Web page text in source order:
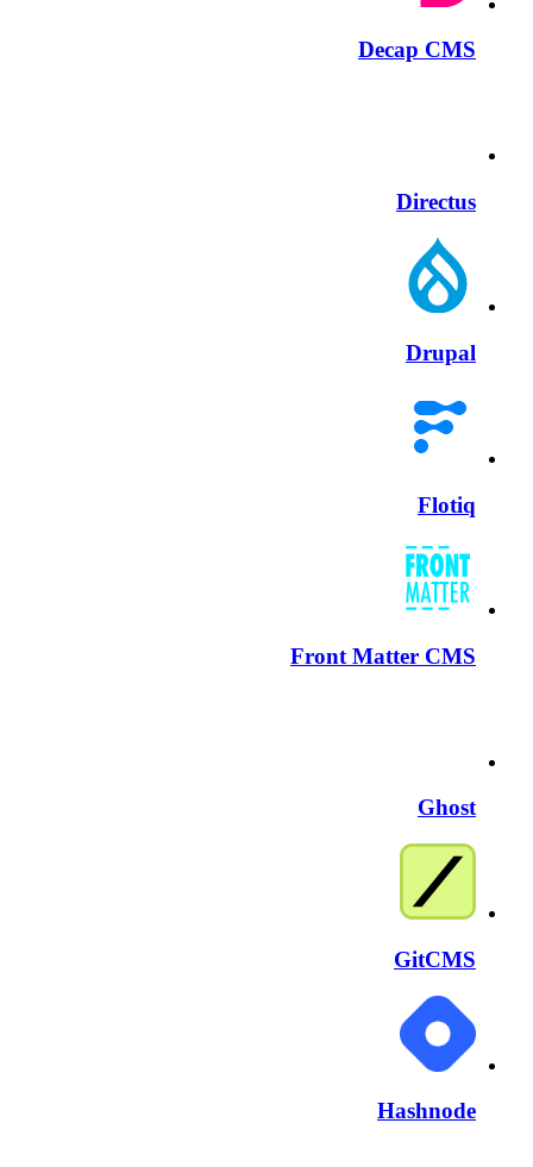
Decap CMS
Directus
Drupal
Flotiq
Front Matter CMS
Ghost
GitCMS
Hashnode